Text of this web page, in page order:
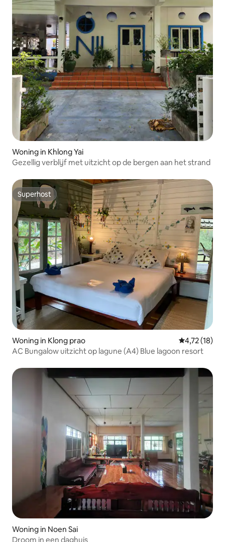
Woning in Khlong Yai
Gezellig verblijf met uitzicht op de bergen aan het strand
Superhost
Superhost
Woning in Klong prao Gemiddelde
4,72 (18)
AC Bungalow uitzicht op lagune (A4) Blue lagoon resort
Woning in Noen Sai
Droom in een daghuis